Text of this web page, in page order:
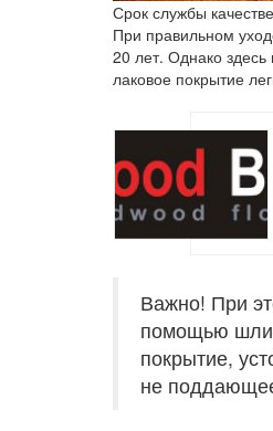
Срок службы
При правильном
20 лет. Однако здесь
лаковое покрытие
Важно! При
помощью
покрытие,
не